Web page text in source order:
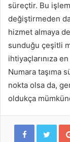
süreçtir. Bu
değiştirmeden
hizmet almaya
sunduğu çeşitli
ihtiyaçlarınıza
Numara taşıma
nokta olsa da,
oldukça